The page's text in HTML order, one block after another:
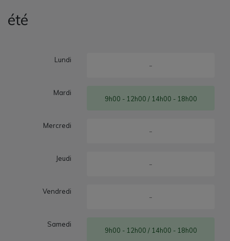
été
Lundi
-
Mardi
9h00 - 12h00 / 14h00 - 18h00
Mercredi
-
Jeudi
-
Vendredi
-
Samedi
9h00 - 12h00 / 14h00 - 18h00